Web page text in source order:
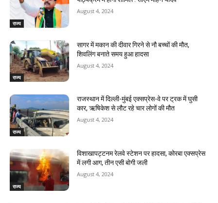
राज्य
August 4, 2024
राज्य
सागर में मकान की दीवार गिरने से नौ बच्चों की मौत,
शिवलिंग बनाते समय हुआ हादसा
August 4, 2024
राज्य
राजस्‍थान में दिल्ली-मुंबई एक्सप्रेस-वे पर ट्रक में घुसी
कार, ऋषिकेश से लौट रहे चार लोगों की मौत
August 4, 2024
राज्य
विशाखापट्टनम रेलवे स्टेशन पर हादसा, कोरबा एक्सप्रेस
में लगी आग, तीन एसी बोगी जली
August 4, 2024